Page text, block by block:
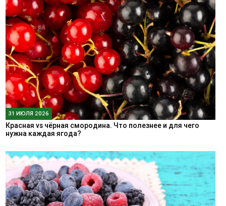
31 ИЮЛЯ 2026
Красная vs чёрная смородина. Что полезнее и для чего
нужна каждая ягода?